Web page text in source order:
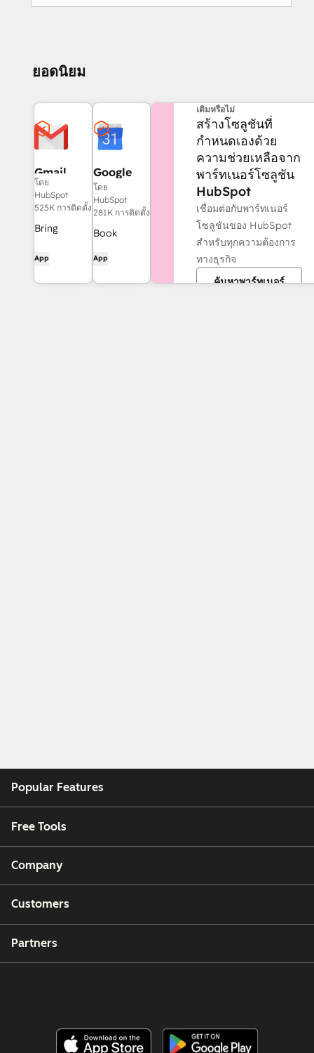
ยอดนิยม
Gmail
โดย
HubSpot
525K การติดตั้ง
Bring
your inbox
with the
App
Google
Calendar
โดย
HubSpot
281K การติดตั้ง
Book
quickly and
easily with
App
เติมหรือไม่
สร้างโซลูชันที่
กำหนดเองด้วย
ความช่วยเหลือจาก
พาร์ทเนอร์โซลูชัน
HubSpot
เชื่อมต่อกับพาร์ทเนอร์
โซลูชันของ HubSpot
สำหรับทุกความต้องการ
ทางธุรกิจ
ค้นหาพาร์ทเนอร์
Popular Features
Free Tools
Company
Customers
Partners